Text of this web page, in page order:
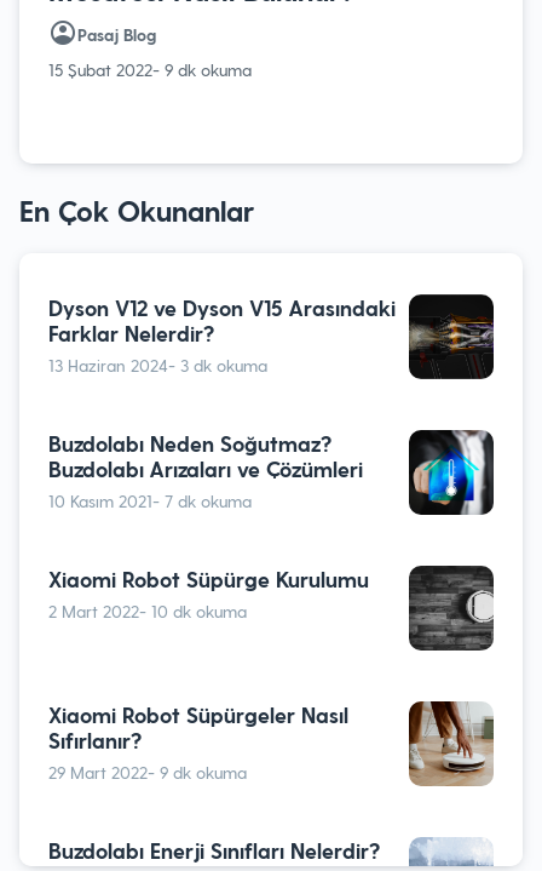
Pasaj Blog
15 Şubat 2022- 9 dk okuma
En Çok Okunanlar
Dyson V12 ve Dyson V15 Arasındaki
Farklar Nelerdir?
13 Haziran 2024- 3 dk okuma
Buzdolabı Neden Soğutmaz?
Buzdolabı Arızaları ve Çözümleri
10 Kasım 2021- 7 dk okuma
Xiaomi Robot Süpürge Kurulumu￼
2 Mart 2022- 10 dk okuma
Xiaomi Robot Süpürgeler Nasıl
Sıfırlanır?￼
29 Mart 2022- 9 dk okuma
Buzdolabı Enerji Sınıfları Nelerdir?